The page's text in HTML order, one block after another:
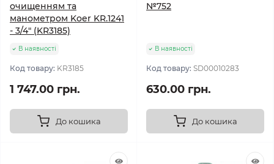
очищенням та
манометром Koer KR.1241
- 3/4" (KR3185)
В наявності
Код товару: KR3185
1 747.00 грн.
До кошика
№752
В наявності
Код товару: SD00010283
630.00 грн.
До кошика